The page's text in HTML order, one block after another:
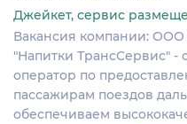
Джейкет, сервис
Вакансия компании:
"Напитки ТрансСервис" -
оператор по
пассажирам поездов
обеспечиваем